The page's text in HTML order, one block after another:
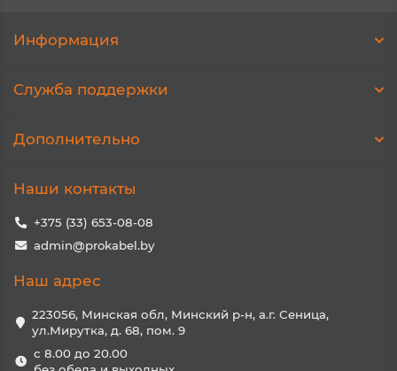
Информация
Служба поддержки
Дополнительно
Наши контакты
+375 (33) 653-08-08
admin@prokabel.by
Наш адрес
223056, Минская обл, Минский р-н, а.г. Сеница,
ул.Мирутка, д. 68, пом. 9
с 8.00 до 20.00